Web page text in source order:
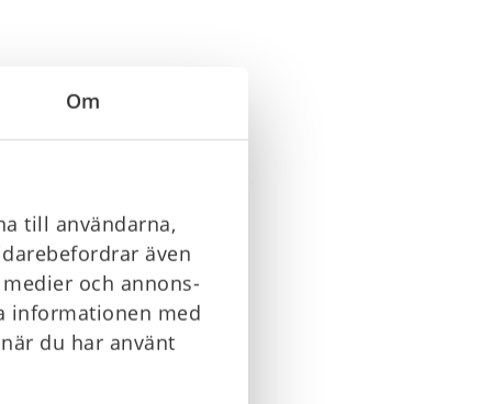
Om
till användarna,
även
och annons-
informationen med
du har använt